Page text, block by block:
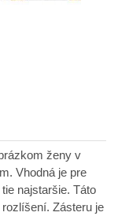
ženy v
Vhodná je pre
najstaršie. Táto
Zásteru je